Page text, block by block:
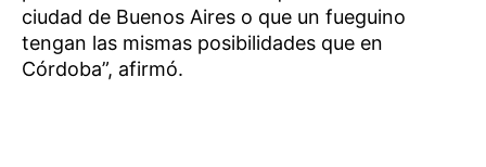
ciudad de Buenos Aires o que un fueguino
tengan las mismas posibilidades que en
Córdoba”, afirmó.